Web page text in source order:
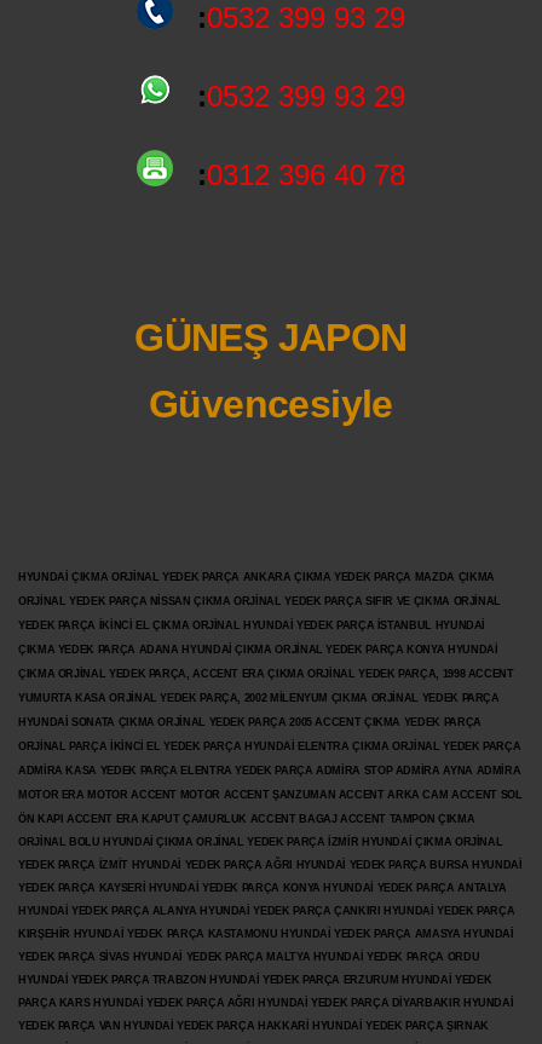
:0532 399 93 29
:0532 399 93 29
:0312 396 40 78
GÜNEŞ JAPON
Güvencesiyle
HYUNDAİ ÇIKMA ORJİNAL YEDEK PARÇA ANKARA ÇIKMA YEDEK PARÇA MAZDA ÇIKMA
ORJİNAL YEDEK PARÇA NİSSAN ÇIKMA ORJİNAL YEDEK PARÇA SIFIR VE ÇIKMA ORJİNAL
YEDEK PARÇA İKİNCİ EL ÇIKMA ORJİNAL HYUNDAİ YEDEK PARÇA İSTANBUL HYUNDAİ
ÇIKMA YEDEK PARÇA ADANA HYUNDAİ ÇIKMA ORJİNAL YEDEK PARÇA KONYA HYUNDAİ
ÇIKMA ORJİNAL YEDEK PARÇA, ACCENT ERA ÇIKMA ORJİNAL YEDEK PARÇA, 1998 ACCENT
YUMURTA KASA ORJİNAL YEDEK PARÇA, 2002 MİLENYUM ÇIKMA ORJİNAL YEDEK PARÇA
HYUNDAİ SONATA ÇIKMA ORJİNAL YEDEK PARÇA 2005 ACCENT ÇIKMA YEDEK PARÇA
ORJİNAL PARÇA İKİNCİ EL YEDEK PARÇA HYUNDAİ ELENTRA ÇIKMA ORJİNAL YEDEK PARÇA
ADMİRA KASA YEDEK PARÇA ELENTRA YEDEK PARÇA ADMİRA STOP ADMİRA AYNA ADMİRA
MOTOR ERA MOTOR ACCENT MOTOR ACCENT ŞANZUMAN ACCENT ARKA CAM ACCENT SOL
ÖN KAPI ACCENT ERA KAPUT ÇAMURLUK ACCENT BAGAJ ACCENT TAMPON ÇIKMA
ORJİNAL BOLU HYUNDAİ ÇIKMA ORJİNAL YEDEK PARÇA İZMİR HYUNDAİ ÇIKMA ORJİNAL
YEDEK PARÇA İZMİT HYUNDAİ YEDEK PARÇA AĞRI HYUNDAİ YEDEK PARÇA BURSA HYUNDAİ
YEDEK PARÇA KAYSERİ HYUNDAİ YEDEK PARÇA KONYA HYUNDAİ YEDEK PARÇA ANTALYA
HYUNDAİ YEDEK PARÇA ALANYA HYUNDAİ YEDEK PARÇA ÇANKIRI HYUNDAİ YEDEK PARÇA
KIRŞEHİR HYUNDAİ YEDEK PARÇA KASTAMONU HYUNDAİ YEDEK PARÇA AMASYA HYUNDAİ
YEDEK PARÇA SİVAS HYUNDAİ YEDEK PARÇA MALTYA HYUNDAİ YEDEK PARÇA ORDU
HYUNDAİ YEDEK PARÇA TRABZON HYUNDAİ YEDEK PARÇA ERZURUM HYUNDAİ YEDEK
PARÇA KARS HYUNDAİ YEDEK PARÇA AĞRI HYUNDAİ YEDEK PARÇA DİYARBAKIR HYUNDAİ
YEDEK PARÇA VAN HYUNDAİ YEDEK PARÇA HAKKARİ HYUNDAİ YEDEK PARÇA ŞIRNAK